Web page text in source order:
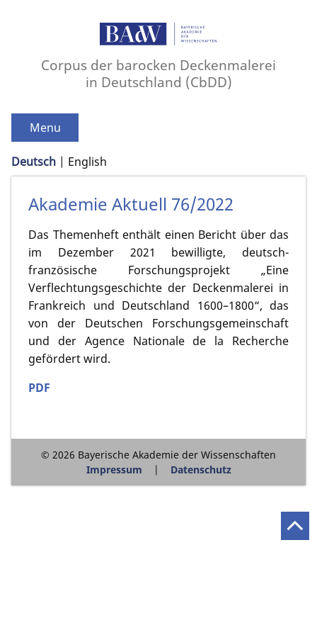
Corpus der barocken Deckenmalerei
in Deutschland (CbDD)
Menu
Deutsch English
Akademie Aktuell 76/2022
Das Themenheft enthält einen Bericht über das
im Dezember 2021 bewilligte, deutsch-
französische Forschungsprojekt „Eine
Verflechtungsgeschichte der Deckenmalerei in
Frankreich und Deutschland 1600–1800“, das
von der Deutschen Forschungsgemeinschaft
und der Agence Nationale de la Recherche
gefördert wird.
PDF
© 2026 Bayerische Akademie der Wissenschaften
Impressum
Datenschutz